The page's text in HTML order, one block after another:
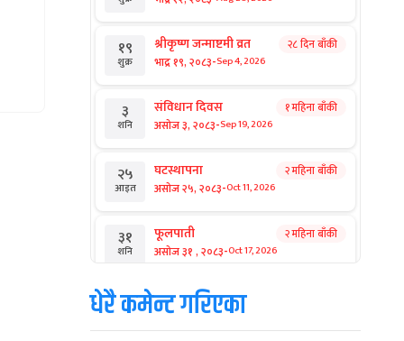
१९
शुक्र
श्रीकृष्ण जन्माष्टमी व्रत
भाद्र १९, २०८३-Sep 4, 2026
२८ दिन बाँकी
३
शनि
संविधान दिवस
असोज ३, २०८३-Sep 19, 2026
१ महिना बाँकी
२५
आइत
घटस्थापना
असोज २५, २०८३-Oct 11, 2026
२ महिना बाँकी
३१
शनि
फूलपाती
असोज ३१ , २०८३-Oct 17, 2026
२ महिना बाँकी
१
आइत
कार्तिक सङ्क्रान्ति
कार्तिक १, २०८३-Oct 18, 2026
धेरै कमेन्ट गरिएका